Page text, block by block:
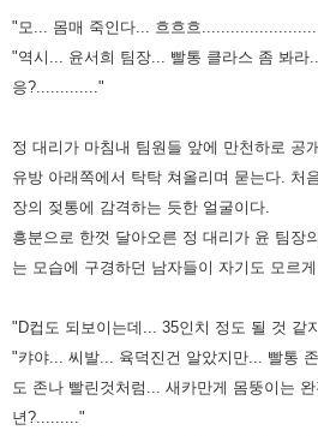
"모... 몸매 죽인다... 흐흐흐
"역시... 윤서희 팀장... 빨통 클라스 좀 봐라
응?............."
정 대리가 마침내 팀원들 앞에 만천하로 공
유방 아래쪽에서 탁탁 쳐올리며 묻는다. 처
장의 젖통에 감격하는 듯한 얼굴이다.
흥분으로 한껏 달아오른 정 대리가 윤 팀장
는 모습에 구경하던 남자들이 자기도 모르
"D컵도 되보이는데... 35인치 정도 될 것 같
"캬야... 씨발... 육덕진건 알았지만... 빨통
도 존나 빨린것처럼... 새카만게 몸뚱이는 완
년?........."